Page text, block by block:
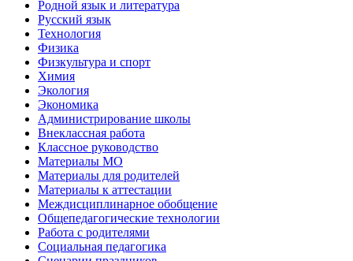
Родной язык и литература
Русский язык
Технология
Физика
Физкультура и спорт
Химия
Экология
Экономика
Администрирование школы
Внеклассная работа
Классное руководство
Материалы МО
Материалы для родителей
Материалы к аттестации
Междисциплинарное обобщение
Общепедагогические технологии
Работа с родителями
Социальная педагогика